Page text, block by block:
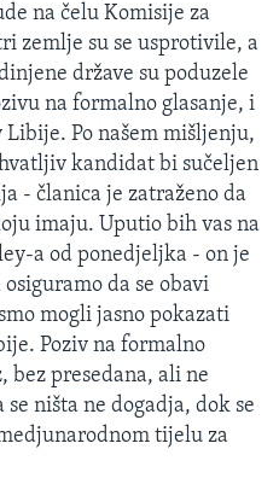
na čelu Komisije za
zemlje su se usprotivile, a
države su poduzele
na formalno glasanje, i
Po našem mišljenju,
kandidat bi sučeljen
- članica je zatraženo da
imaju. Uputio bih vas na
a od ponedjeljka - on je
da se obavi
mogli jasno pokazati
Poziv na formalno
bez presedana, ali ne
ništa ne dogadja, dok se
tijelu za